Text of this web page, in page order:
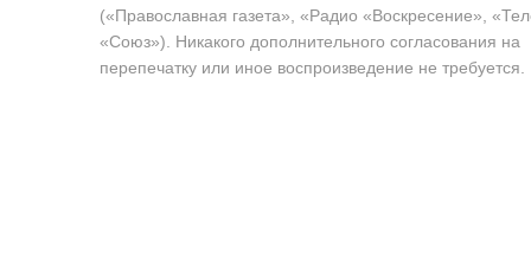
(«Православная газета», «Радио «Воскресение»,
«Союз»). Никакого дополнительного согласования на
перепечатку или иное воспроизведение не требуется.